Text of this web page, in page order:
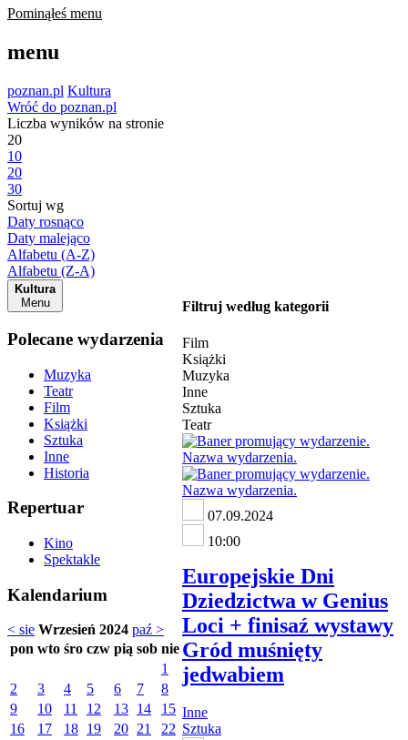
Pominąłeś menu
menu
poznan.pl Kultura
Wróć do poznan.pl
Liczba wyników na stronie
20
10
20
30
Sortuj wg
Daty rosnąco
Daty malejąco
Alfabetu (A-Z)
Alfabetu (Z-A)
Kultura
Menu
Polecane wydarzenia
Muzyka
Teatr
Film
Książki
Sztuka
Inne
Historia
Repertuar
Kino
Spektakle
Kalendarium
< sie Wrzesień 2024 paź >
pon wto śro czw pią sob nie
1
2
3 4 5 6 7
8
9
10 11 12 13 14
15
16
17 18 19 20 21
22
Filtruj według kategorii
Film
Książki
Muzyka
Inne
Sztuka
Teatr
07.09.2024
10:00
Europejskie Dni
Dziedzictwa w Genius
Loci + finisaź wystawy
Gród muśnięty
jedwabiem
Inne
Sztuka